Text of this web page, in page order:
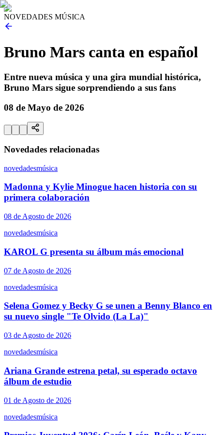
NOVEDADES MÚSICA
Bruno Mars canta en español
Entre nueva música y una gira mundial histórica,
Bruno Mars sigue sorprendiendo a sus fans
08 de Mayo de 2026
Novedades relacionadas
novedadesmúsica
Madonna y Kylie Minogue hacen historia con su
primera colaboración
08 de Agosto de 2026
novedadesmúsica
KAROL G presenta su álbum más emocional
07 de Agosto de 2026
novedadesmúsica
Selena Gomez y Becky G se unen a Benny Blanco en
su nuevo single "Te Olvido (La La)"
03 de Agosto de 2026
novedadesmúsica
Ariana Grande estrena petal, su esperado octavo
álbum de estudio
01 de Agosto de 2026
novedadesmúsica